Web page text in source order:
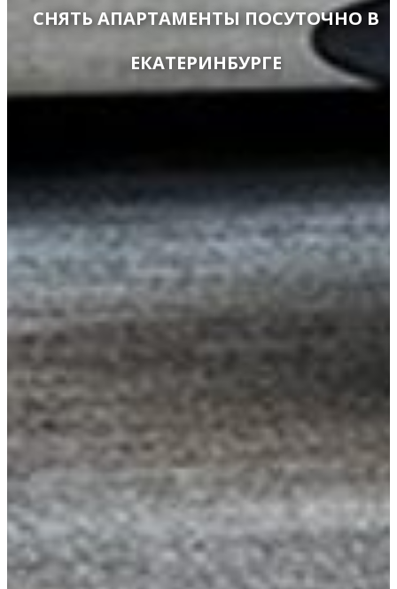
СНЯТЬ АПАРТАМЕНТЫ ПОСУТОЧНО В
ЕКАТЕРИНБУРГЕ